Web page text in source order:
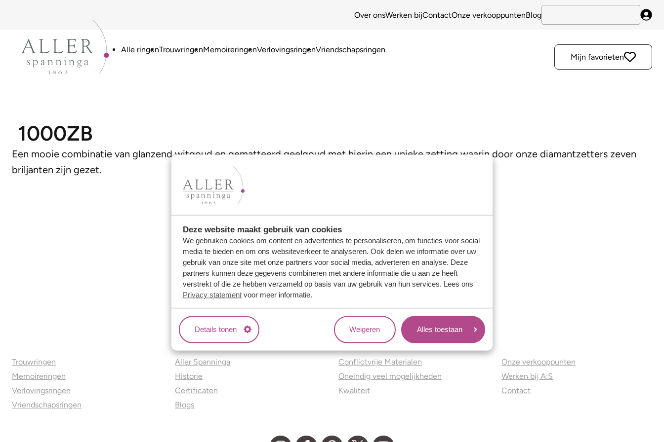
Deze website maakt gebruik van cookies
We gebruiken cookies om content en advertenties te personaliseren, om functies voor social
media te bieden en om ons websiteverkeer te analyseren. Ook delen we informatie over uw
gebruik van onze site met onze partners voor social media, adverteren en analyse. Deze
partners kunnen deze gegevens combineren met andere informatie die u aan ze heeft
verstrekt of die ze hebben verzameld op basis van uw gebruik van hun services. Lees ons
Privacy statementvoor meer informatie.
Details tonen Weigeren Alles toestaan
Over onsWerken bijContactOnze verkooppuntenBlog
Alle ringenTrouwringenMemoireringenVerlovingsringenVriendschapsringen
Mijn favorieten
1000ZB
Een mooie combinatie van glanzend witgoud en gematteerd geelgoud met hierin een unieke zetting waarin door onze diamantzetters zeven
briljanten zijn gezet.
Trouwringen
Memoireringen
Verlovingsringen
Vriendschapsringen
Over ons
Aller Spanninga
Historie
Certificaten
Blogs
Jouw voordelen
Conflictvrije Materialen
Oneindig veel mogelijkheden
Kwaliteit
Onze verkooppunten
Werken bij A:S
Contact